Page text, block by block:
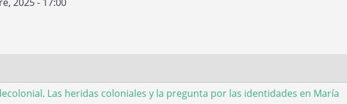
Las heridas coloniales y la pregunta por las identidades en María